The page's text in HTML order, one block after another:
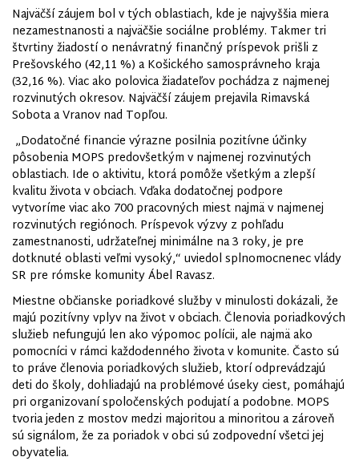
Najväčší záujem bol v tých oblastiach, kde je najvyššia miera
nezamestnanosti a najväčšie sociálne problémy. Takmer tri
štvrtiny žiadostí o nenávratný finančný príspevok prišli z
Prešovského (42,11 %) a Košického samosprávneho kraja
(32,16 %). Viac ako polovica žiadateľov pochádza z najmenej
rozvinutých okresov. Najväčší záujem prejavila Rimavská
Sobota a Vranov nad Topľou.
„Dodatočné financie výrazne posilnia pozitívne účinky
pôsobenia MOPS predovšetkým v najmenej rozvinutých
oblastiach. Ide o aktivitu, ktorá pomôže všetkým a zlepší
kvalitu života v obciach. Vďaka dodatočnej podpore
vytvoríme viac ako 700 pracovných miest najmä v najmenej
rozvinutých regiónoch. Príspevok výzvy z pohľadu
zamestnanosti, udržateľnej minimálne na 3 roky, je pre
dotknuté oblasti veľmi vysoký,“ uviedol splnomocnenec vlády
SR pre rómske komunity Ábel Ravasz.
Miestne občianske poriadkové služby v minulosti dokázali, že
majú pozitívny vplyv na život v obciach. Členovia poriadkových
služieb nefungujú len ako výpomoc polícii, ale najmä ako
pomocníci v rámci každodenného života v komunite. Často sú
to práve členovia poriadkových služieb, ktorí odprevádzajú
deti do školy, dohliadajú na problémové úseky ciest, pomáhajú
pri organizovaní spoločenských podujatí a podobne. MOPS
tvoria jeden z mostov medzi majoritou a minoritou a zároveň
sú signálom, že za poriadok v obci sú zodpovední všetci jej
obyvatelia.